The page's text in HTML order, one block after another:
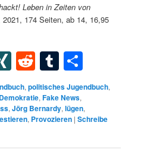
Leben in Zeiten von
174 Seiten, ab 14, 16,95
XINGRedditTumblr
,politisches Jugendbuch,
Demokratie,Fake News,
,Jörg Bernardy,lügen,
, Provozieren |Schreibe